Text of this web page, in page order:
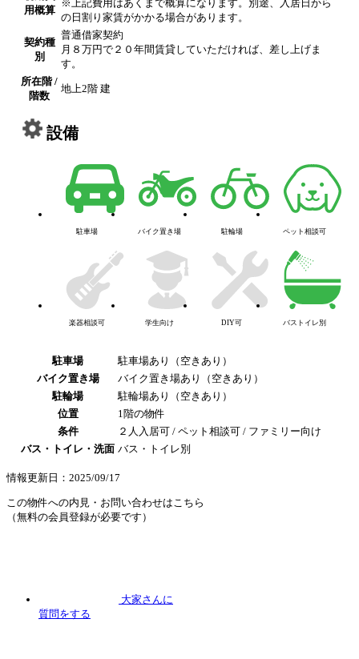
用概算
※上記費用はあくまで概算になります。別途、入居日から
の日割り家賃がかかる場合があります。
契約種
別
普通借家契約
月８万円で２０年間賃貸していただければ、差し上げま
す。
所在階 /
階数
地上2階 建
設備
駐車場 バイク置き場 駐輪場 ペット相談可
楽器相談可 学生向け DIY可 バストイレ別
駐車場
駐車場あり（空きあり）
バイク置き場
バイク置き場あり（空きあり）
駐輪場
駐輪場あり（空きあり）
位置
1階の物件
条件
２人入居可 / ペット相談可 / ファミリー向け
バス・トイレ・洗面 バス・トイレ別
情報更新日：2025/09/17
この物件への内見・お問い合わせはこちら
（無料の会員登録が必要です）
大家さんに
質問をする